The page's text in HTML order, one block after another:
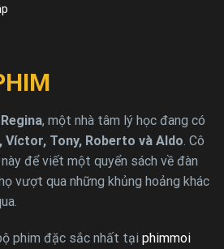
, một nhà tâm lý học đang có
Víctor, Tony, Roberto và Aldo. Cô
để viết một quyển sách về đàn
vượt qua những khủng hoảng khác
phim đặc sắc nhất tại phimmoi